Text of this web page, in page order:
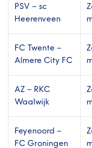
PSV – sc
Heerenveen
FC Twente –
Almere City FC
AZ – RKC
Waalwijk
Feyenoord –
FC Groningen